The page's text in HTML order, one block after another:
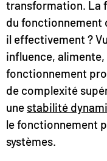
transformation. La
du fonctionnement
il effectivement ?
influence,
fonctionnement
de complexité
une stabilité
le fonctionnement
systèmes.